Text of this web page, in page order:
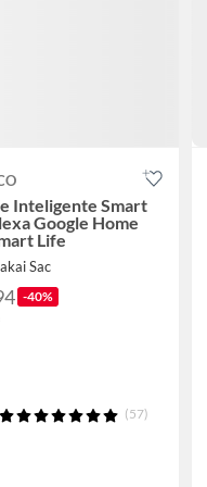
Inteligente Smart
Google Home
Life
Sac
-40%
(57)